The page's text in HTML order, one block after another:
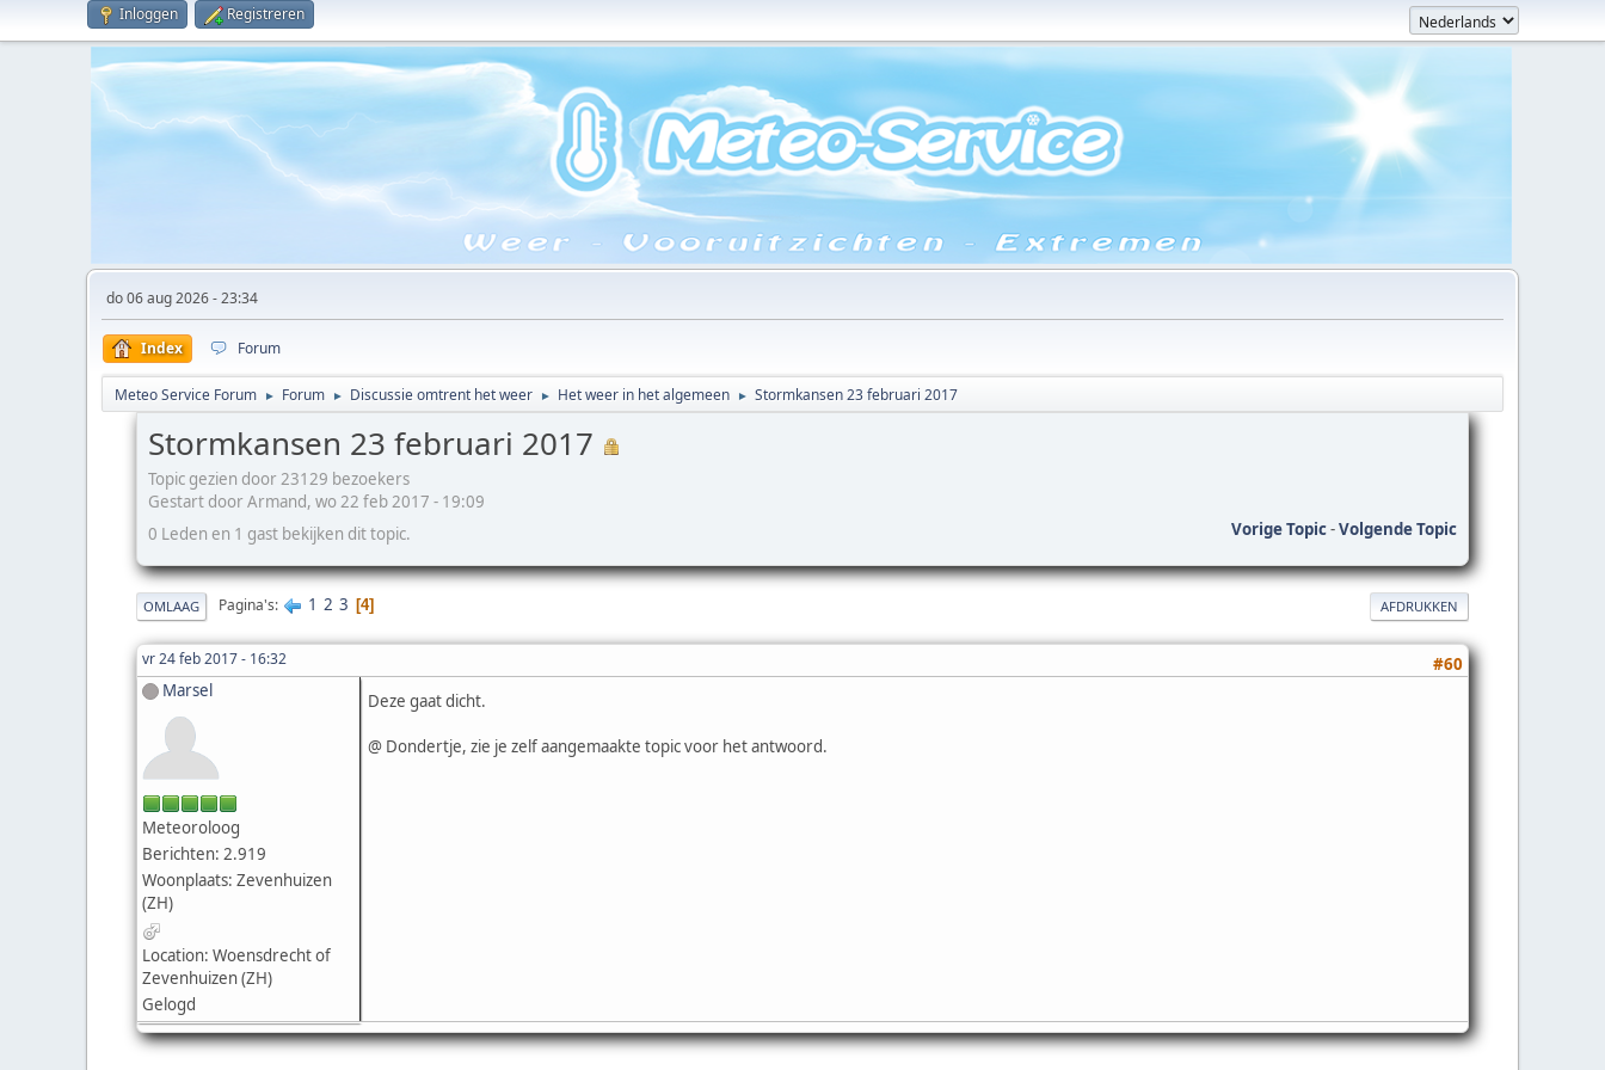
Inloggen Registreren
do 06 aug 2026 - 23:34
Index Forum
Meteo Service Forum ► Forum ► Discussie omtrent het weer ► Het weer in het algemeen ► Stormkansen 23 februari 2017
Stormkansen 23 februari 2017
Topic gezien door 23129 bezoekers
Gestart door Armand, wo 22 feb 2017 - 19:09
Vorige Topic-Volgende Topic
0 Leden en 1 gast bekijken dit topic.
AFDRUKKEN
OMLAAG Pagina's 1 2 3 4
vr 24 feb 2017 - 16:32
#60
Marsel
Meteoroloog
Berichten: 2.919
Woonplaats: Zevenhuizen
(ZH)
Location: Woensdrecht of
Zevenhuizen (ZH)
Gelogd
Deze gaat dicht.
@ Dondertje, zie je zelf aangemaakte topic voor het antwoord.